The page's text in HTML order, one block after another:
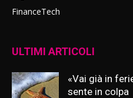
FinanceTech
ULTIMI ARTICOLI
«Vai già in
sente in colpa